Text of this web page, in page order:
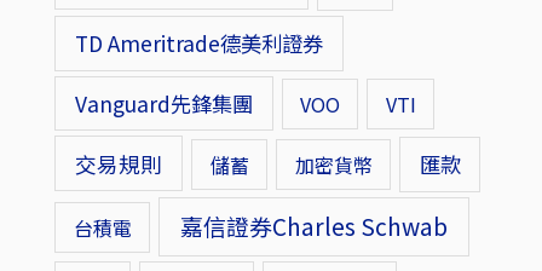
TD Ameritrade德美利證券
Vanguard先鋒集團
VOO VTI
交易規則 儲蓄 加密貨幣 匯款
台積電 嘉信證券Charles Schwab